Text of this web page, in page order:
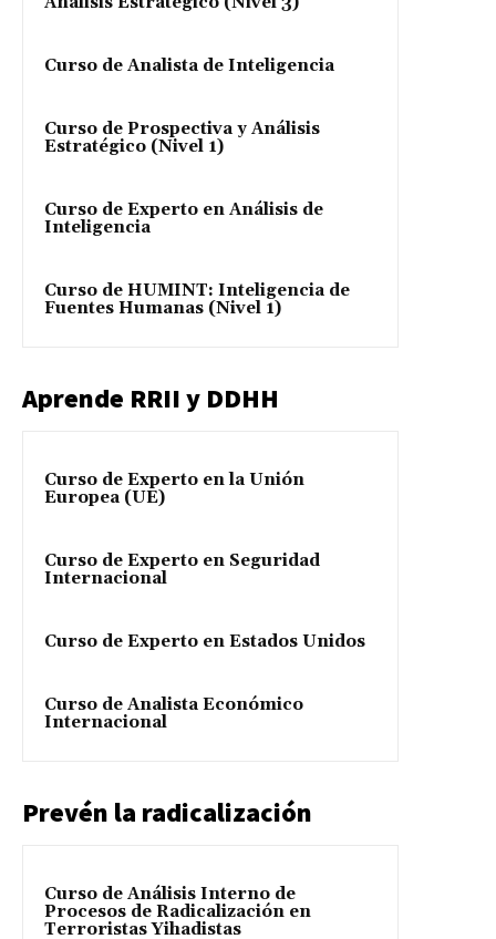
Curso de Analista de Inteligencia
Curso de Prospectiva y Análisis
Estratégico (Nivel 1)
Curso de Experto en Análisis de
Inteligencia
Curso de HUMINT: Inteligencia de
Fuentes Humanas (Nivel 1)
Aprende RRII y DDHH
Curso de Experto en la Unión
Europea (UE)
Curso de Experto en Seguridad
Internacional
Curso de Experto en Estados Unidos
Curso de Analista Económico
Internacional
Prevén la radicalización
Curso de Análisis Interno de
Procesos de Radicalización en
Terroristas Yihadistas